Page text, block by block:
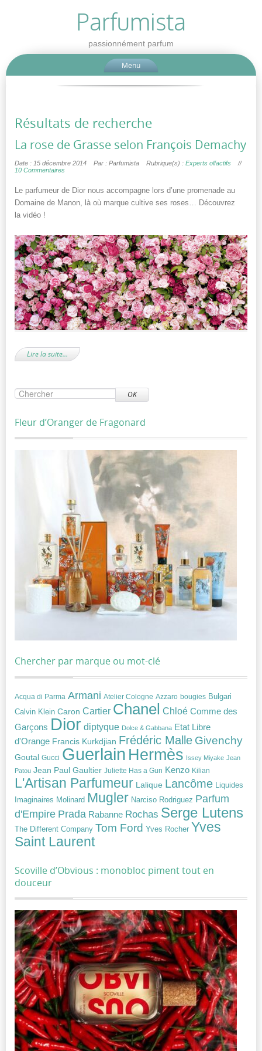
Parfumista
passionnément parfum
Menu
Résultats de recherche
La rose de Grasse selon François Demachy
Date : 15 décembre 2014 Par : Parfumista Rubrique(s) : Experts olfactifs
//
10 Commentaires
Le parfumeur de Dior nous accompagne lors d’une promenade au
Domaine de Manon, là où marque cultive ses roses… Découvrez
la vidéo !
Lire la suite…
OK
Fleur d’Oranger de Fragonard
Chercher par marque ou mot-clé
Acqua di Parma Armani Atelier Cologne Azzaro bougies Bulgari
Calvin Klein Caron Cartier Chanel Chloé Comme des
Garçons Dior diptyque Dolce & Gabbana Etat Libre
d'Orange Francis Kurkdjian Frédéric Malle Givenchy
Goutal Gucci Guerlain Hermès Issey Miyake Jean
Patou Jean Paul Gaultier Juliette Has a Gun Kenzo Kilian
L'Artisan Parfumeur Lalique Lancôme
Liquides
Imaginaires Molinard Mugler Narciso Rodriguez Parfum
d'Empire Prada Rabanne Rochas Serge Lutens
The Different Company Tom Ford Yves Rocher Yves
Saint Laurent
Scoville d’Obvious : monobloc piment tout en
douceur